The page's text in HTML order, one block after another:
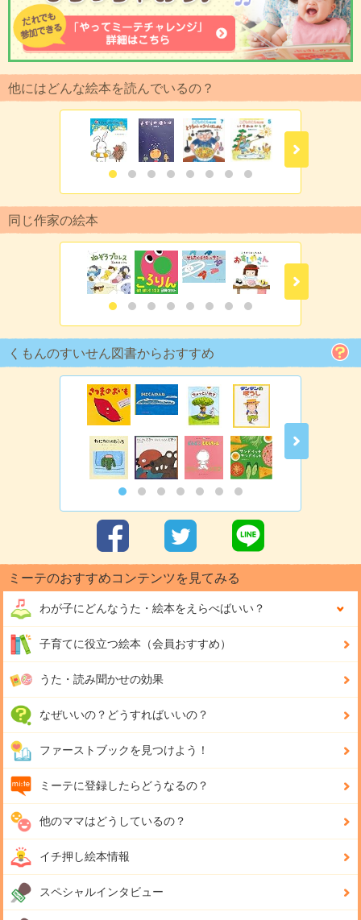
他にはどんな絵本を読んでいるの？
同じ作家の絵本
くもんのすいせん図書からおすすめ
ミーテのおすすめコンテンツを見てみる
わが子にどんなうた・絵本をえらべばいい？
子育てに役立つ絵本（会員おすすめ）
うた・読み聞かせの効果
なぜいいの？どうすればいいの？
ファーストブックを見つけよう！
ミーテに登録したらどうなるの？
他のママはどうしているの？
イチ押し絵本情報
スペシャルインタビュー